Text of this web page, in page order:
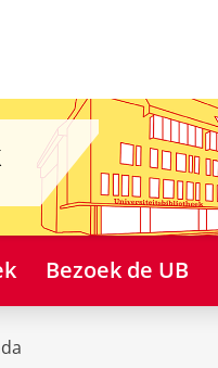
Bezoek de UB